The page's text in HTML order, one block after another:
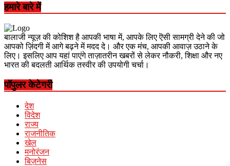
हमारे बारे में
बालाजी न्यूज़ की कोशिश है आपकी भाषा में, आपके लिए ऎसी सामग्री देने की जो
आपको ज़िंदगी में आगे बढ़ने में मदद दे। और एक मंच, आपकी आवाज़ उठाने के
लिए। इसलिए आप यहां पाएंगे ताज़ातरीन खबरों से लेकर नौकरी, शिक्षा और नए
भारत की बदलती आर्थिक तस्वीर की उपयोगी चर्चा।
पॉपुलर केटेगरी
देश
विदेश
राज्य
राजनीतिक
खेल
मनोरंजन
बिज़नेस